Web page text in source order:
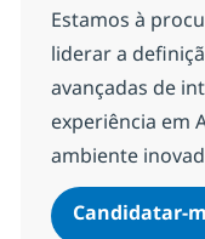
Estamos à
liderar a
avançadas de
experiência em
ambiente
Candidatar-